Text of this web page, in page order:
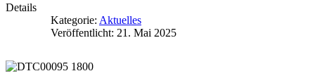
Details
Kategorie: Aktuelles
Veröffentlicht: 21. Mai 2025